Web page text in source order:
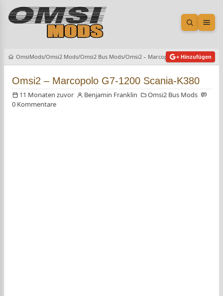
Suche
OmsiMods Omsi2 Mods Omsi2 Bus Mods Omsi2 – Marcopolo G7-1200 Scania-
+ Hinzufügen
Omsi2 – Marcopolo G7-1200 Scania-K380
11 Monaten zuvor Benjamin Franklin
Omsi2 Bus Mods
0 Kommentare